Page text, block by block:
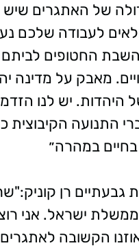
של האתגרים שיש
לעבודה שלכם
החטופים לביתם
מאבק על
היהדות. יש לנו
התנועה הקיבוצית
במהרה״
גבעתיים רן
ישראל. אני
הקשובה